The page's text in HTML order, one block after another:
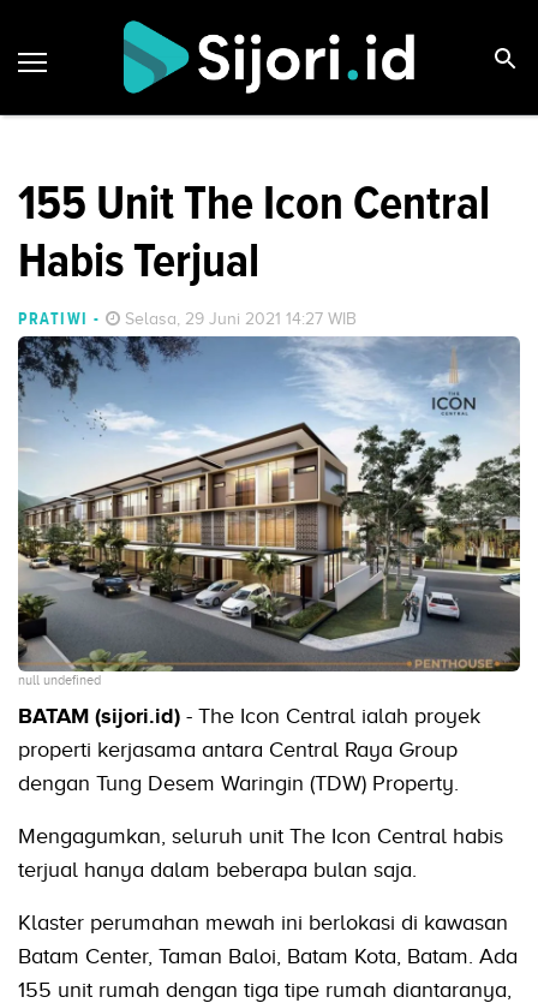
155 Unit The Icon Central
Habis Terjual
PRATIWI - Selasa, 29 Juni 2021 14:27 WIB
null undefined
BATAM (sijori.id) - The Icon Central ialah proyek
properti kerjasama antara Central Raya Group
dengan Tung Desem Waringin (TDW) Property.
Mengagumkan, seluruh unit The Icon Central habis
terjual hanya dalam beberapa bulan saja.
Klaster perumahan mewah ini berlokasi di kawasan
Batam Center, Taman Baloi, Batam Kota, Batam. Ada
155 unit rumah dengan tiga tipe rumah diantaranya,